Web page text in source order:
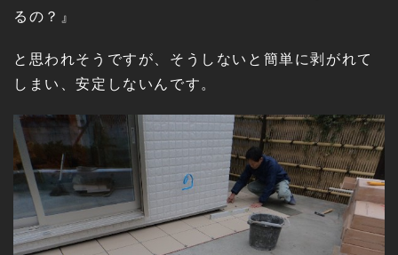
るの？』
と思われそうですが、そうしないと簡単に剥がれて
しまい、安定しないんです。